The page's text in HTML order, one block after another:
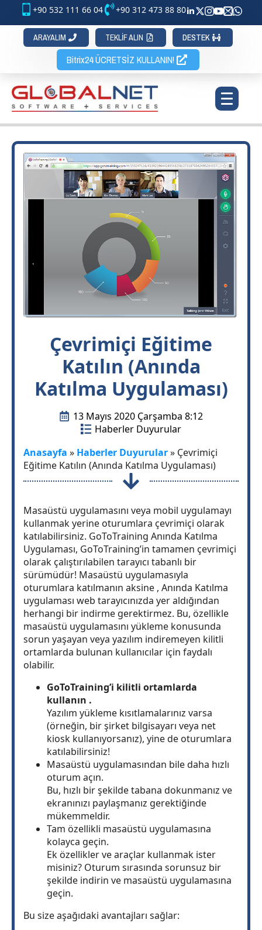
+90 532 111 66 04 +90 312 473 88 80
ARAYALIM TEKLİF ALIN DESTEK
Bitrix24 ÜCRETSİZ KULLANIN!
Çevrimiçi Eğitime
Katılın (Anında
Katılma Uygulaması)
13 Mayıs 2020 Çarşamba 8:12
Haberler Duyurular
Anasayfa » Haberler Duyurular» Çevrimiçi
Eğitime Katılın (Anında Katılma Uygulaması)
Masaüstü uygulamasını veya mobil uygulamayı
kullanmak yerine oturumlara çevrimiçi olarak
katılabilirsiniz. GoToTraining Anında Katılma
Uygulaması, GoToTraining’in tamamen çevrimiçi
olarak çalıştırılabilen tarayıcı tabanlı bir
sürümüdür! Masaüstü uygulamasıyla
oturumlara katılmanın aksine , Anında Katılma
uygulaması web tarayıcınızda yer aldığından
herhangi bir indirme gerektirmez. Bu, özellikle
masaüstü uygulamasını yükleme konusunda
sorun yaşayan veya yazılım indiremeyen kilitli
ortamlarda bulunan kullanıcılar için faydalı
olabilir.
GoToTraining’i kilitli ortamlarda
kullanın .
Yazılım yükleme kısıtlamalarınız varsa
(örneğin, bir şirket bilgisayarı veya net
kiosk kullanıyorsanız), yine de oturumlara
katılabilirsiniz!
Masaüstü uygulamasından bile daha hızlı
oturum açın.
Bu, hızlı bir şekilde tabana dokunmanız ve
ekranınızı paylaşmanız gerektiğinde
mükemmeldir.
Tam özellikli masaüstü uygulamasına
kolayca geçin.
Ek özellikler ve araçlar kullanmak ister
misiniz? Oturum sırasında sorunsuz bir
şekilde indirin ve masaüstü uygulamasına
geçin.
Bu size aşağıdaki avantajları sağlar: